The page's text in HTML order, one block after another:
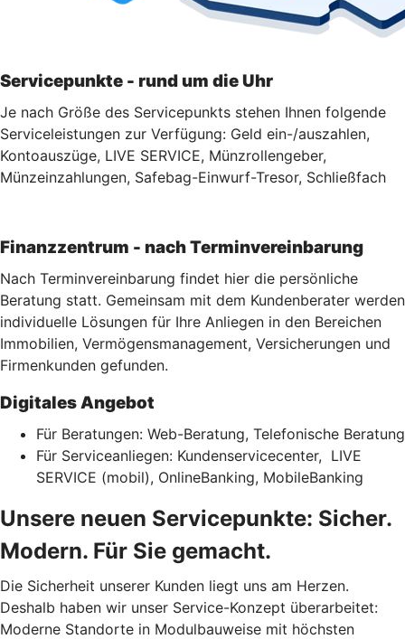
Servicepunkte - rund um die Uhr
Je nach Größe des Servicepunkts stehen Ihnen folgende
Serviceleistungen zur Verfügung: Geld ein-/auszahlen,
Kontoauszüge, LIVE SERVICE, Münzrollengeber,
Münzeinzahlungen, Safebag-Einwurf-Tresor, Schließfach
Finanzzentrum - nach Terminvereinbarung
Nach Terminvereinbarung findet hier die persönliche
Beratung statt. Gemeinsam mit dem Kundenberater werden
individuelle Lösungen für Ihre Anliegen in den Bereichen
Immobilien, Vermögensmanagement, Versicherungen und
Firmenkunden gefunden.
Digitales Angebot
Für Beratungen: Web-Beratung, Telefonische Beratung
Für Serviceanliegen: Kundenservicecenter, LIVE
SERVICE (mobil), OnlineBanking, MobileBanking
Unsere neuen Servicepunkte: Sicher.
Modern. Für Sie gemacht.
Die Sicherheit unserer Kunden liegt uns am Herzen.
Deshalb haben wir unser Service-Konzept überarbeitet:
Moderne Standorte in Modulbauweise mit höchsten